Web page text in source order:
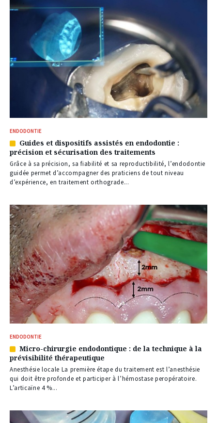
ENDODONTIE
Article
réservé
à
nos
abonnés
Guides et dispositifs assistés en endodontie :
précision et sécurisation des traitements
Grâce à sa précision, sa fiabilité et sa reproductibilité, l’endodontie
guidée permet d’accompagner des praticiens de tout niveau
d’expérience, en traitement orthograde...
ENDODONTIE
Article
réservé
à
nos
abonnés
Micro-chirurgie endodontique : de la technique à la
prévisibilité thérapeutique
Anesthésie locale La première étape du traitement est l’anesthésie
qui doit être profonde et participer à l’hémostase peropératoire.
L’articaïne 4 %...